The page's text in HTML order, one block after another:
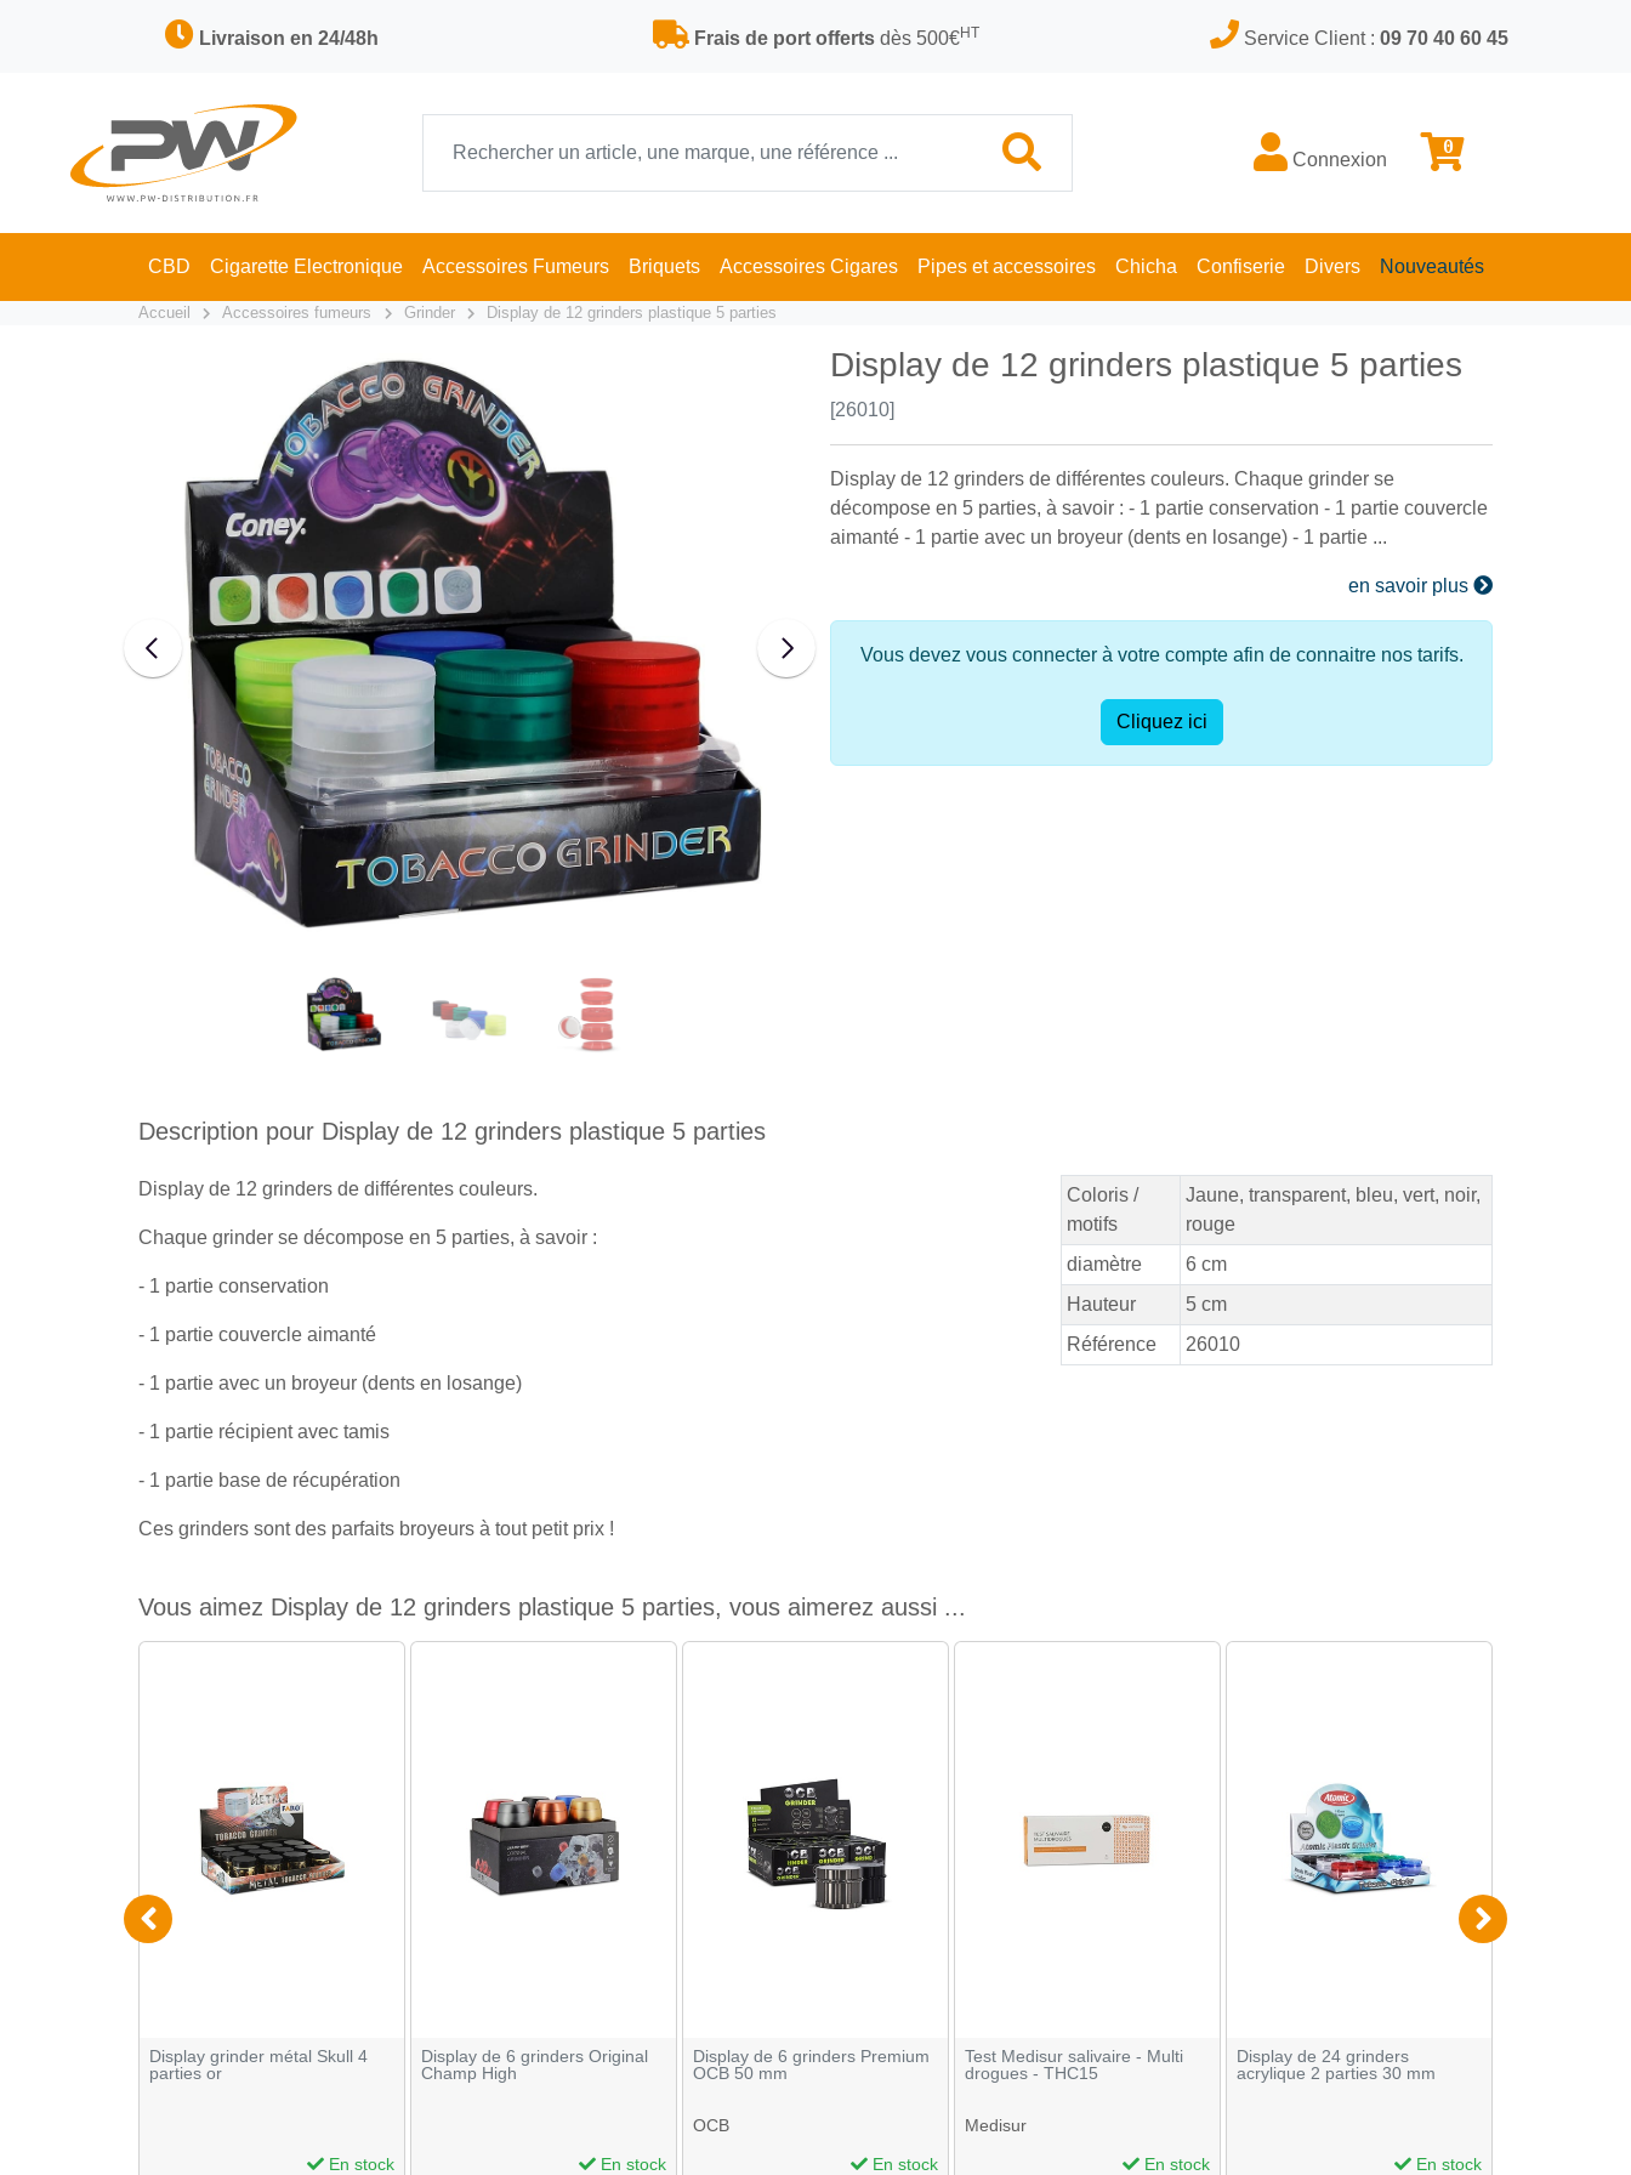
Livraison en 24/48h Frais de port offertsdès 500€HT Service Client : 09 70 40 60 45
Connexion
0
CBD Cigarette Electronique Accessoires Fumeurs Briquets Accessoires Cigares Pipes et accessoires Chicha Confiserie Divers Nouveautés
Accueil Accessoires fumeurs Grinder Display de 12 grinders plastique 5 parties
Display de 12 grinders plastique 5 parties
[26010]
Display de 12 grinders de différentes couleurs. Chaque grinder se
décompose en 5 parties, à savoir : - 1 partie conservation - 1 partie couvercle
aimanté - 1 partie avec un broyeur (dents en losange) - 1 partie ...
en savoir plus
Vous devez vous connecter à votre compte afin de connaitre nos tarifs.
Cliquez ici
Description pour Display de 12 grinders plastique 5 parties
Display de 12 grinders de différentes couleurs.
Chaque grinder se décompose en 5 parties, à savoir :
- 1 partie conservation
- 1 partie couvercle aimanté
- 1 partie avec un broyeur (dents en losange)
- 1 partie récipient avec tamis
- 1 partie base de récupération
Ces grinders sont des parfaits broyeurs à tout petit prix !
Coloris /
motifs
Jaune, transparent, bleu, vert, noir,
rouge
diamètre
6 cm
Hauteur
5 cm
Référence
26010
Vous aimez Display de 12 grinders plastique 5 parties, vous aimerez aussi ...
Display grinder métal Skull 4
parties or
En stock
Display de 6 grinders Original
Champ High
En stock
Display de 6 grinders Premium
OCB 50 mm
OCB
En stock
Test Medisur salivaire - Multi
drogues - THC15
Medisur
En stock
Display de 24 grinders
acrylique 2 parties 30 mm
En stock